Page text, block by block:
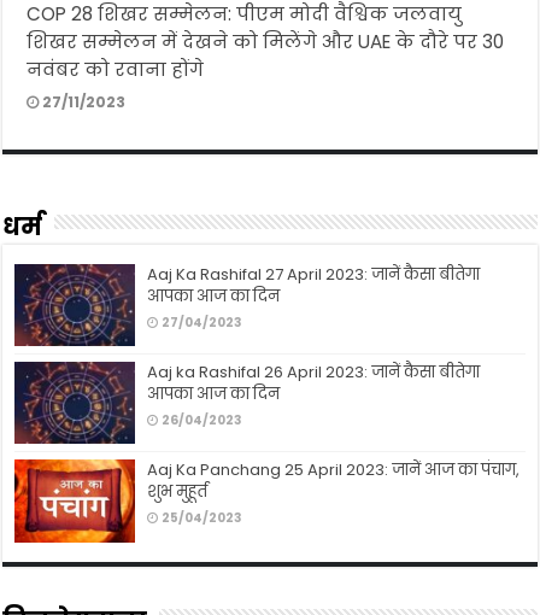
COP 28 शिखर सम्मेलन: पीएम मोदी वैश्विक जलवायु
शिखर सम्मेलन में देखने को मिलेंगे और UAE के दौरे पर 30
नवंबर को रवाना होंगे
27/11/2023
धर्म
Aaj Ka Rashifal 27 April 2023: जानें कैसा बीतेगा
आपका आज का दिन
27/04/2023
Aaj ka Rashifal 26 April 2023: जानें कैसा बीतेगा
आपका आज का दिन
26/04/2023
Aaj Ka Panchang 25 April 2023: जानें आज का पंचाग,
शुभ मुहूर्त
25/04/2023